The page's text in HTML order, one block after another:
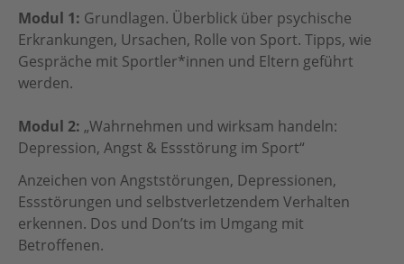
Modul 1: Grundlagen. Überblick über psychische
Erkrankungen, Ursachen, Rolle von Sport. Tipps, wie
Gespräche mit Sportler*innen und Eltern geführt
werden.
Modul 2: „Wahrnehmen und wirksam handeln:
Depression, Angst & Essstörung im Sport“
Anzeichen von Angststörungen, Depressionen,
Essstörungen und selbstverletzendem Verhalten
erkennen. Dos und Don’ts im Umgang mit
Betroffenen.